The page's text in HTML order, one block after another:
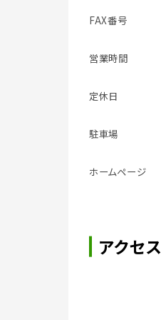
FAX番号
営業時間
定休日
駐車場
ホームページ
アクセス